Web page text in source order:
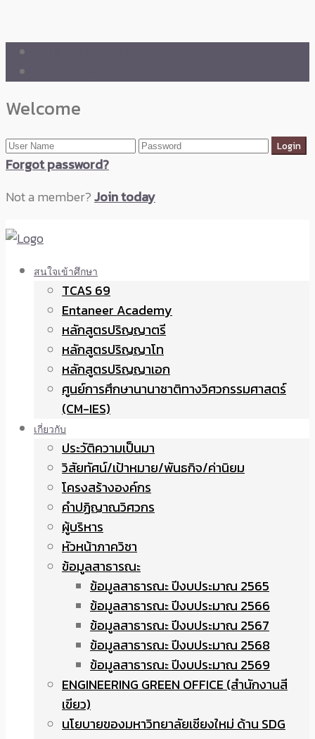
Welcome
Forgot password?
Not a member?Join today
สนใจเข้าศึกษา
TCAS 69
Entaneer Academy
หลักสูตรปริญญาตรี
หลักสูตรปริญญาโท
หลักสูตรปริญญาเอก
ศูนย์การศึกษานานาชาติทางวิศวกรรมศาสตร์
(CM-IES)
เกี่ยวกับ
ประวัติความเป็นมา
วิสัยทัศน์/เป้าหมาย/พันธกิจ/ค่านิยม
โครงสร้างองค์กร
คำปฏิญาณวิศวกร
ผู้บริหาร
หัวหน้าภาควิชา
ข้อมูลสาธารณะ
ข้อมูลสาธารณะ ปีงบประมาณ 2565
ข้อมูลสาธารณะ ปีงบประมาณ 2566
ข้อมูลสาธารณะ ปีงบประมาณ 2567
ข้อมูลสาธารณะ ปีงบประมาณ 2568
ข้อมูลสาธารณะ ปีงบประมาณ 2569
ENGINEERING GREEN OFFICE (สำนักงานสี
เขียว)
นโยบายของมหาวิทยาลัยเชียงใหม่ ด้าน SDG